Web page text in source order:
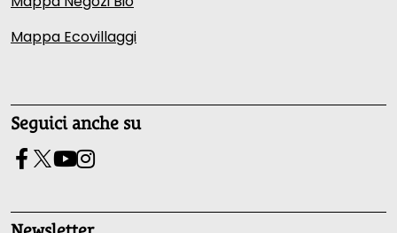
Mappa Ecovillaggi
Seguici anche su